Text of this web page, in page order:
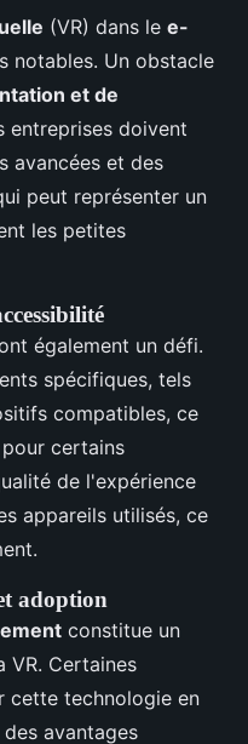
(VR) dans le e-
notables. Un obstacle
et de
entreprises doivent
avancées et des
peut représenter un
les petites
également un défi.
spécifiques, tels
compatibles, ce
certains
de l'expérience
appareils utilisés, ce
adoption
constitue un
Certaines
cette technologie en
avantages